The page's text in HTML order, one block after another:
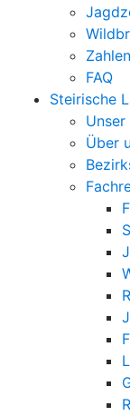
FAQ
Steirische
Über